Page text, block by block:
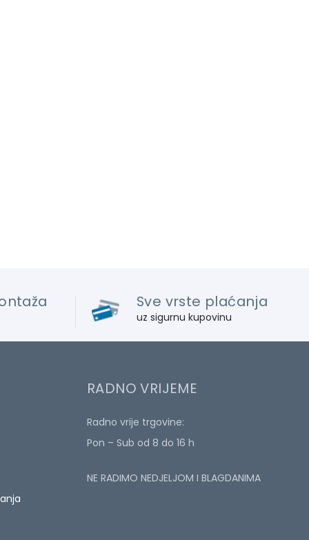
Sve vrste plaćanja
uz sigurnu kupovinu
RADNO VRIJEME
Radno vrije trgovine:
Pon – Sub od 8 do 16 h
NE RADIMO NEDJELJOM I BLAGDANIMA